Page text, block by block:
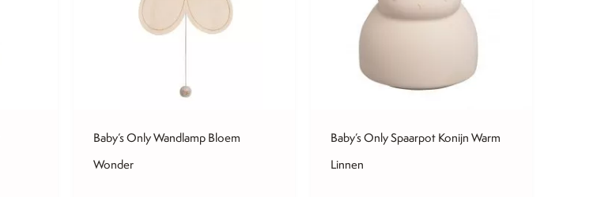
Baby’s Only Wandlamp Bloem
Wonder
Baby’s Only Spaarpot Konijn Warm
Linnen